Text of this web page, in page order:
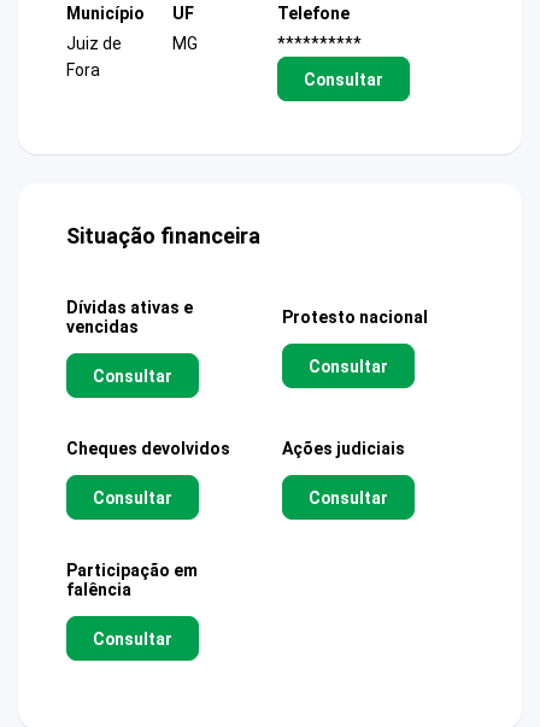
Município
Juiz de
Fora
UF
MG
Telefone
**********
Consultar
Situação financeira
Dívidas ativas e
vencidas
Consultar
Protesto nacional
Consultar
Cheques devolvidos
Consultar
Ações judiciais
Consultar
Participação em
falência
Consultar